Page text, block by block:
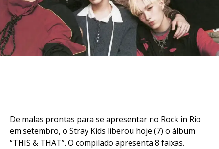
De malas prontas para se apresentar no Rock in Rio
em setembro, o Stray Kids liberou hoje (7) o álbum
“THIS & THAT”. O compilado apresenta 8 faixas.